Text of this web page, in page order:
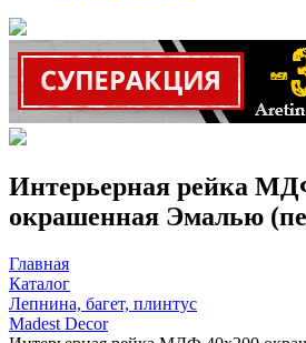
Интерьерная рейка
окрашенная Эмалью
Главная
Каталог
Лепнина, багет, плинтус
Madest Decor